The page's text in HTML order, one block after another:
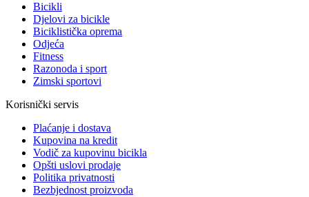
Bicikli
Djelovi za bicikle
Biciklistička oprema
Odjeća
Fitness
Razonoda i sport
Zimski sportovi
Korisnički servis
Plaćanje i dostava
Kupovina na kredit
Vodič za kupovinu bicikla
Opšti uslovi prodaje
Politika privatnosti
Bezbjednost proizvoda